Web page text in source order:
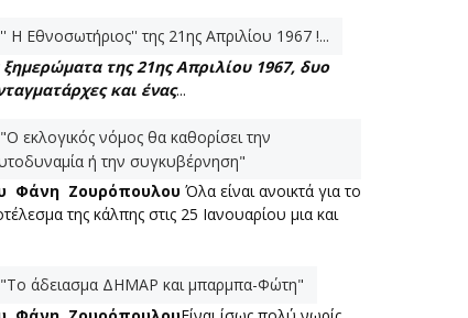
'' Η Εθνοσωτήριος'' της 21ης Απριλίου 1967 !...
ξημερώματα της 21ης Απριλίου 1967, δυο
και ένας...
"Ο εκλογικός νόμος θα καθορίσει την
ή την συγκυβέρνηση"
Φάνη Ζουρόπουλου Όλα είναι ανοικτά για το
της κάλπης στις 25 Ιανουαρίου μια και
"Το άδειασμα ΔΗΜΑΡ και μπαρμπα-Φώτη"